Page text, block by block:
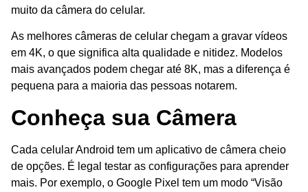
muito da câmera do celular.
As melhores câmeras de celular chegam a gravar vídeos
em 4K, o que significa alta qualidade e nitidez. Modelos
mais avançados podem chegar até 8K, mas a diferença é
pequena para a maioria das pessoas notarem.
Conheça sua Câmera
Cada celular Android tem um aplicativo de câmera cheio
de opções. É legal testar as configurações para aprender
mais. Por exemplo, o Google Pixel tem um modo “Visão